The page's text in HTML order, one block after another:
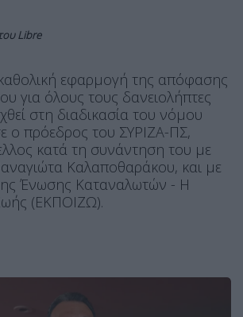
Libre
εφαρμογή της απόφασης
για όλους τους δανειολήπτες
στη διαδικασία του νόμου
ο πρόεδρος του ΣΥΡΙΖΑ-ΠΣ,
κατά τη συνάντηση του με
Καλαποθαράκου, και με
Ένωσης Καταναλωτών - Η
(ΕΚΠΟΙΖΩ).